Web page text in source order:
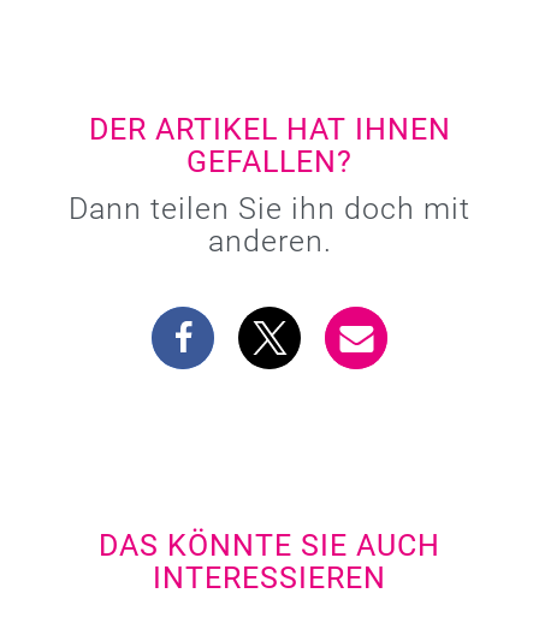
DER ARTIKEL HAT IHNEN
GEFALLEN?
Dann teilen Sie ihn doch mit
anderen.
DAS KÖNNTE SIE AUCH
INTERESSIEREN